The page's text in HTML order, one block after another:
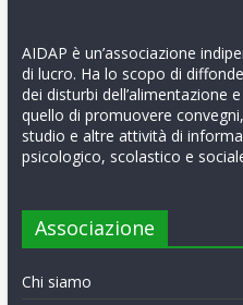
AIDAP è un’associazione
di lucro. Ha lo scopo di
dei disturbi dell’alimentazione
quello di promuovere
studio e altre attività di
psicologico, scolastico e
Associazione
Chi siamo